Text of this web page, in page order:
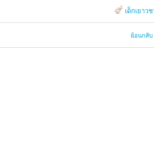
เด็กเยาว
ย้อนกลับ